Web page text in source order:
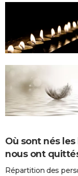
Où sont nés
nous ont
Répartition des